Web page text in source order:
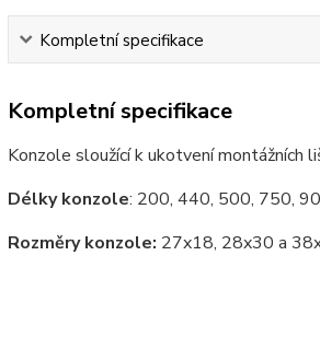
Kompletní specifikace
Kompletní specifikace
Konzole sloužící k ukotvení montážních
Délky konzole: 200, 440, 500, 750,
Rozměry konzole: 27x18, 28x30 a